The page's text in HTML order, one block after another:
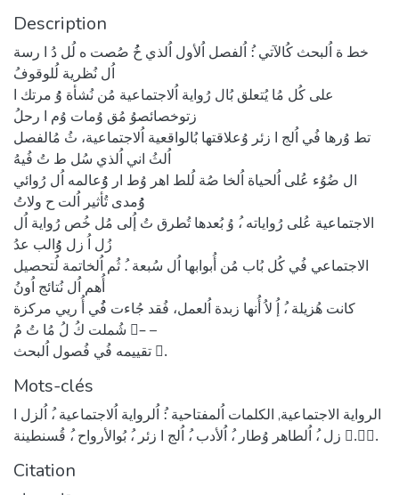
Description
خط ة اُلبحث كُالآتي :ُ اُلفصل اُلأول اُلذي خُُ صُصت ه لُل دُ ا رسة
اُل نُظرية لُلوقوفُ
على كُل مُا يُتعلق بُال رُواية اُلاجتماعية مُن نُشأة وُُ مرتك ا
زتوخصائصوُ مُق وُمات وُم ا رحلُ
تط وُرها فُي اُلج ا زئر وُعلاقتها بُالواقعية اُلاجتماعية، ثُ مُالفصل
اُلثُ اني اُلذي سُل ط تُ فُيهُ
ال ضُوُء عُلى اُلحياة اُلخا صُة لُلط اهر وُط ار وُُعالمه اُل رُوائي
وُُمدى تُأثير اُلت ح ولاتُ
الاجتماعية عُلى رُواياته ،ُ وُ بُعدها تُطرق تُ إُلى مُل خُص رُواية اُل
زُل اُ زل وُُالب عدُ
الاجتماعي فُي كُل بُاب مُن أُبوابها اُل سُبعة .ُ ثُم اُلخاتمة لُتحصيل
أُهم اُل نُتائج اُونُ
كانت هُزيلة ،ُ إُ لاُ أُنها زبدة اُلعمل، فُقد جُاءت فُُي أُ ريي مركزة
شُملت كُ لُ مُا تُ مُ –ُ –
تقييمه فُي فُصول اُلبحث .ُ
Mots-clés
الرواية الاجتماعية, الكلمات اُلمفتاحية :ُ اُلرواية اُلاجتماعية ،ُ اُلزل ا
زل ،ُ اُلطاهر وُطار ،ُ اُلأدب ،ُ اُلج ا زئر ،ُ بُوالأرواح ،ُ قُسنطينة .ُ.ُُ
Citation